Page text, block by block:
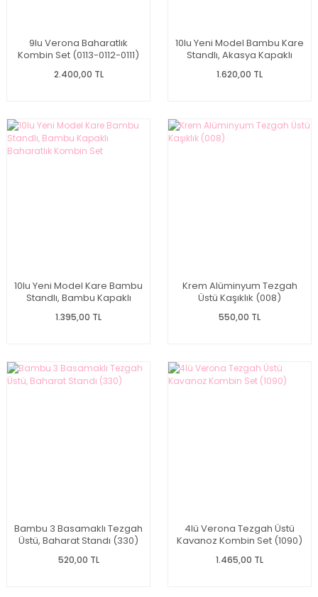
9lu Verona Baharatlık
Kombin Set (0113-0112-0111)
2.400,00 TL
10lu Yeni Model Bambu Kare
Standlı, Akasya Kapaklı
1.620,00 TL
10lu Yeni Model Kare Bambu
Standlı, Bambu Kapaklı
1.395,00 TL
Krem Alüminyum Tezgah
Üstü Kaşıklık (008)
550,00 TL
Bambu 3 Basamaklı Tezgah
Üstü, Baharat Standı (330)
520,00 TL
4lü Verona Tezgah Üstü
Kavanoz Kombin Set (1090)
1.465,00 TL